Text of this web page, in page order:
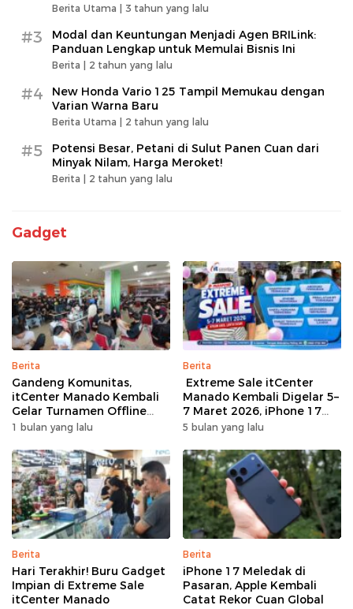
Berita Utama | 3 tahun yang lalu
#3
Modal dan Keuntungan Menjadi Agen BRILink:
Panduan Lengkap untuk Memulai Bisnis Ini
Berita | 2 tahun yang lalu
#4
New Honda Vario 125 Tampil Memukau dengan
Varian Warna Baru
Berita Utama | 2 tahun yang lalu
#5
Potensi Besar, Petani di Sulut Panen Cuan dari
Minyak Nilam, Harga Meroket!
Berita | 2 tahun yang lalu
Gadget
Berita
Gandeng Komunitas,
itCenter Manado Kembali
Gelar Turnamen Offline
Free Fire, 60 Tim Siap
1 bulan yang lalu
Berita
Extreme Sale itCenter
Manado Kembali Digelar 5–
7 Maret 2026, iPhone 17
Pro Max Diskon hingga
5 bulan yang lalu
Berita
Hari Terakhir! Buru Gadget
Impian di Extreme Sale
itCenter Manado
Berita
iPhone 17 Meledak di
Pasaran, Apple Kembali
Catat Rekor Cuan Global